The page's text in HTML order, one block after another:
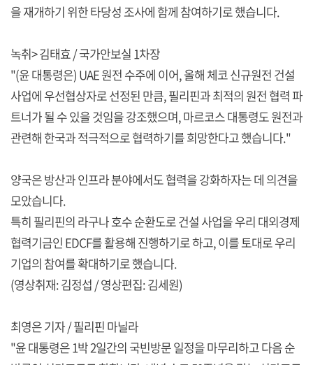
을 재개하기 위한 타당성 조사에 함께 참여하기로 했습니다.
녹취> 김태효 / 국가안보실 1차장
"(윤 대통령은) UAE 원전 수주에 이어, 올해 체코 신규원전 건설
사업에 우선협상자로 선정된 만큼, 필리핀과 최적의 원전 협력 파
트너가 될 수 있을 것임을 강조했으며, 마르코스 대통령도 원전과
관련해 한국과 적극적으로 협력하기를 희망한다고 했습니다."
양국은 방산과 인프라 분야에서도 협력을 강화하자는 데 의견을
모았습니다.
특히 필리핀의 라구나 호수 순환도로 건설 사업을 우리 대외경제
협력기금인 EDCF를 활용해 진행하기로 하고, 이를 토대로 우리
기업의 참여를 확대하기로 했습니다.
(영상취재: 김정섭 / 영상편집: 김세원)
최영은 기자 / 필리핀 마닐라
"윤 대통령은 1박 2일간의 국빈방문 일정을 마무리하고 다음 순